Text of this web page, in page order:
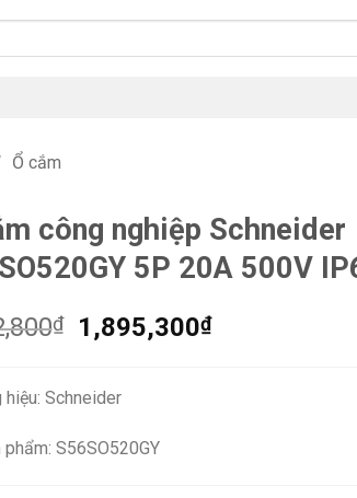
Ổ cắm
công nghiệp Schneider
5P 20A 500V
₫
Giá
3,022,800₫.
1,895,300₫Giá
hiệu: Schneider
S56SO520GY